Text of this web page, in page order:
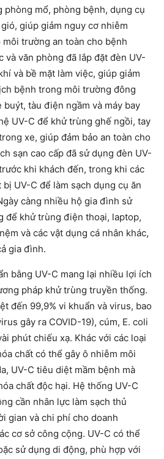
phòng mổ, phòng bệnh, dụng cụ
giúp giảm nguy cơ nhiễm
trường an toàn cho bệnh
và văn phòng đã lắp đặt đèn UV-
và bề mặt làm việc, giúp giảm
bệnh trong môi trường đông
tàu điện ngầm và máy bay
UV-C để khử trùng ghế ngồi, tay
xe, giúp đảm bảo an toàn cho
sạn cao cấp đã sử dụng đèn UV-
khi khách đến, trong khi các
UV-C để làm sạch dụng cụ ăn
càng nhiều hộ gia đình sử
để khử trùng điện thoại, laptop,
và các vật dụng cá nhân khác,
gia đình.
bằng UV-C mang lại nhiều lợi ích
pháp khử trùng truyền thống.
đến 99,9% vi khuẩn và virus, bao
gây ra COVID-19), cúm, E. coli
phút chiếu xạ. Khác với các loại
chất có thể gây ô nhiễm môi
UV-C tiêu diệt mầm bệnh mà
chất độc hại. Hệ thống UV-C
cần nhân lực làm sạch thủ
gian và chi phí cho doanh
cơ sở công cộng. UV-C có thể
sử dụng di động, phù hợp với